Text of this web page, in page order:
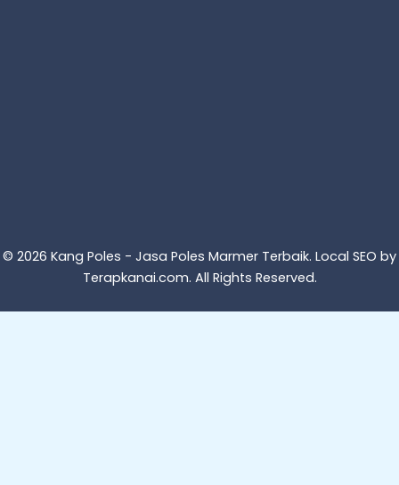
© 2026 Kang Poles - Jasa Poles Marmer Terbaik. Local SEO by
Terapkanai.com. All Rights Reserved.